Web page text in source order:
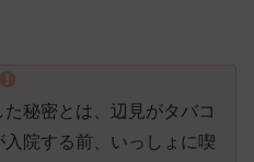
秘密とは、辺見がタバコ
院する前、いっしょに喫